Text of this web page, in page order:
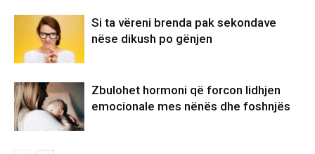
Si ta vëreni brenda pak sekondave
nëse dikush po gënjen
Zbulohet hormoni që forcon lidhjen
emocionale mes nënës dhe foshnjës